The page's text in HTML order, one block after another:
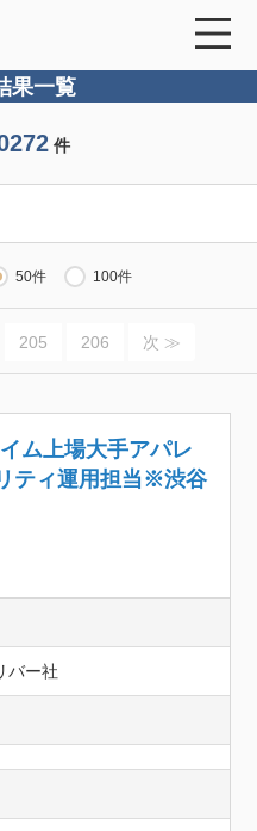
果一覧
件
50件 100件
205 206 次 ≫
ム上場大手アパレ
ティ運用担当※渋谷
バー社